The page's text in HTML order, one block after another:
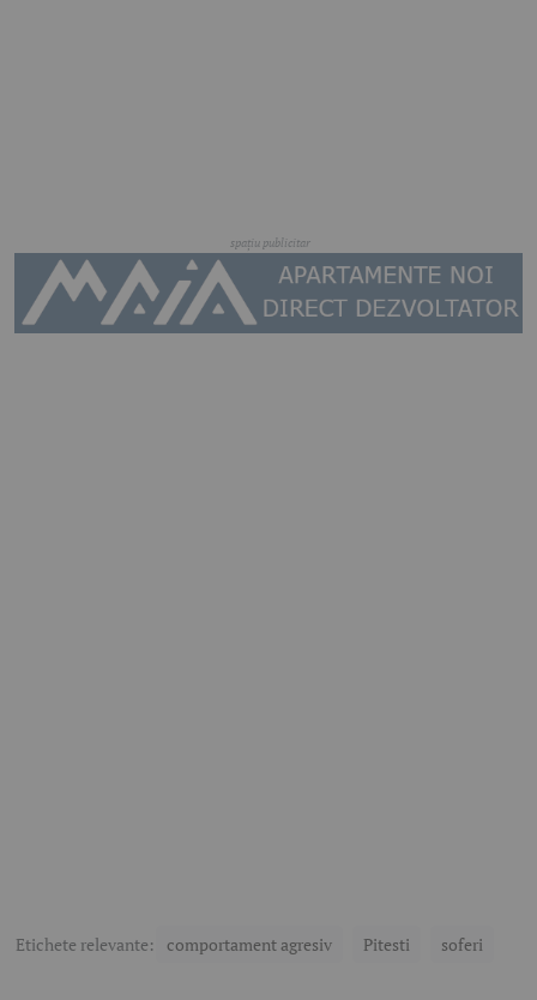
Etichete relevante: comportament agresiv Pitesti soferi